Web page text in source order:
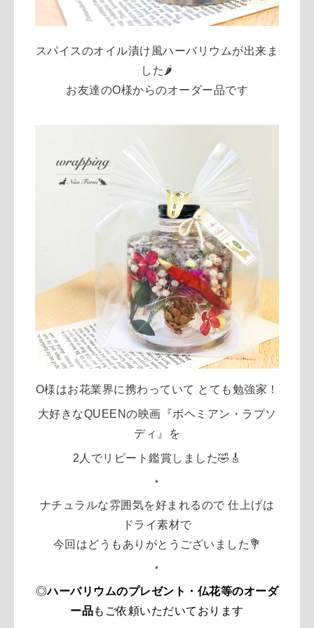
スパイスのオイル漬け風ハーバリウムが出来ま
した🌶
お友達のO様からのオーダー品です
O様はお花業界に携わっていて とても勉強家！
大好きなQUEENの映画『ボヘミアン・ラプソ
ディ』を
2人でリピート鑑賞しました🤣🎸
＊
ナチュラルな雰囲気を好まれるので 仕上げは
ドライ素材で
今回はどうもありがとうございました💐
＊
◎ハーバリウムのプレゼント・仏花等のオーダ
ー品もご依頼いただいております